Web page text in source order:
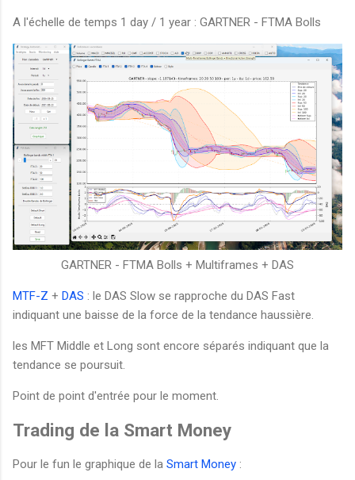
A l'échelle de temps 1 day / 1 year : GARTNER - FTMA Bolls
GARTNER - FTMA Bolls + Multiframes + DAS
MTF-Z + DAS : le DAS Slow se rapproche du DAS Fast
indiquant une baisse de la force de la tendance haussière.
les MFT Middle et Long sont encore séparés indiquant que la
tendance se poursuit.
Point de point d'entrée pour le moment.
Trading de la Smart Money
Pour le fun le graphique de la Smart Money :